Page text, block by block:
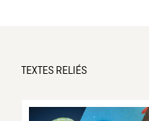
TEXTES RELIÉS